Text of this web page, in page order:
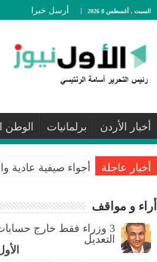
السبت , أغسطس 8 2026 أرسل خبرا
أخبار الأردن برلمانيات الوطن
أخبار عاجلة أجواء صيفية عادية
أراء و مواقف
3 وزراء فقط خارج
التعديل